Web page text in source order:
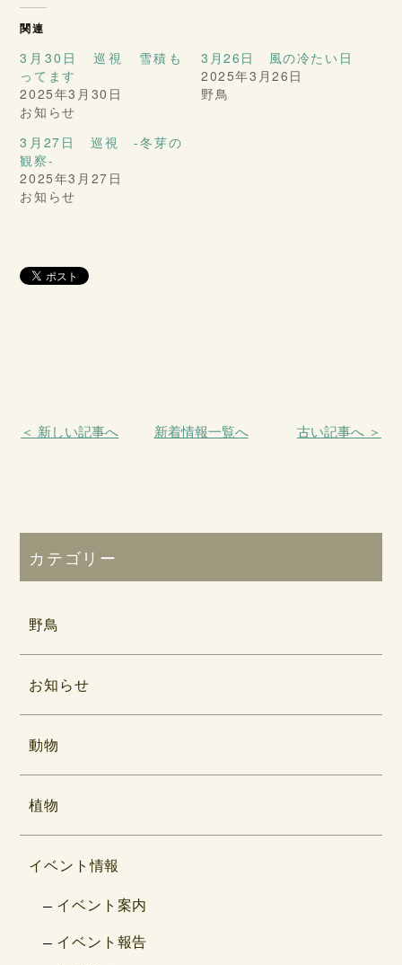
関連
3月30日 巡視 雪積も
ってます
2025年3月30日
お知らせ
3月26日 風の冷たい日
2025年3月26日
野鳥
3月27日 巡視 -冬芽の
観察-
2025年3月27日
お知らせ
＜ 新しい記事へ 新着情報一覧へ 古い記事へ ＞
カテゴリー
野鳥
お知らせ
動物
植物
イベント情報
イベント案内
イベント報告